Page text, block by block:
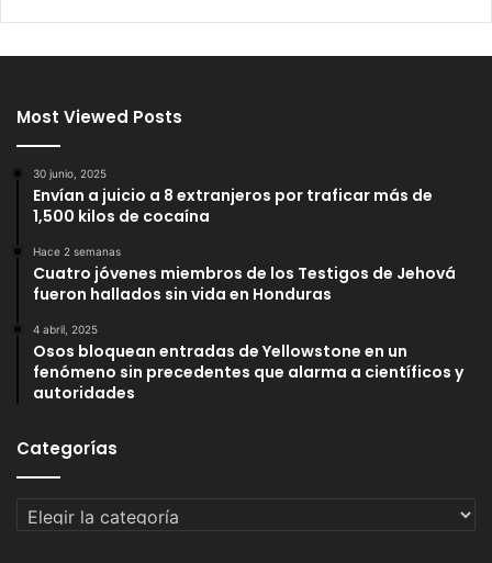
Most Viewed Posts
30 junio, 2025
Envían a juicio a 8 extranjeros por traficar más de
1,500 kilos de cocaína
Hace 2 semanas
Cuatro jóvenes miembros de los Testigos de Jehová
fueron hallados sin vida en Honduras
4 abril, 2025
Osos bloquean entradas de Yellowstone en un
fenómeno sin precedentes que alarma a científicos y
autoridades
Categorías
Categorías